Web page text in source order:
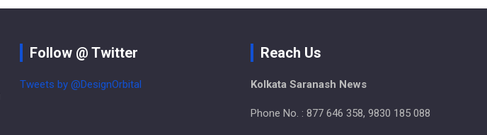
Follow @ Twitter
Tweets by @DesignOrbital
Reach Us
Kolkata Saranash News
Phone No. : 877 646 358, 9830 185 088